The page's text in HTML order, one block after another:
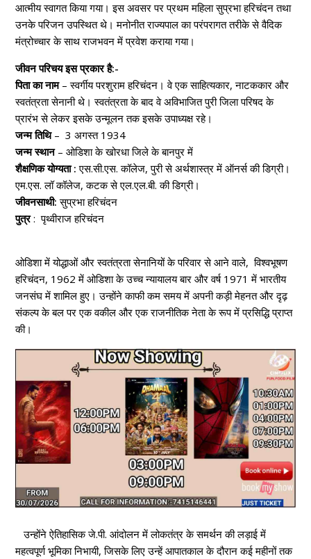
आत्मीय स्वागत किया गया। इस अवसर पर प्रथम महिला सुप्रभा हरिचंदन तथा
उनके परिजन उपस्थित थे। मनोनीत राज्यपाल का परंपरागत तरीके से वैदिक
मंत्रोच्चार के साथ राजभवन में प्रवेश कराया गया।
जीवन परिचय इस प्रकार है:-
पिता का नाम – स्वर्गीय परशुराम हरिचंदन। वे एक साहित्यकार, नाटककार और
स्वतंत्रता सेनानी थे। स्वतंत्रता के बाद वे अविभाजित पुरी जिला परिषद के
प्रारंभ से लेकर इसके उन्मूलन तक इसके उपाध्यक्ष रहे।
जन्म तिथि– 3 अगस्त 1934
जन्म स्थान– ओडिशा के खोरधा जिले के बानपुर में
शैक्षणिक योग्यता : एस.सी.एस. कॉलेज, पुरी से अर्थशास्त्र में ऑनर्स की डिग्री।
एम.एस. लॉ कॉलेज, कटक से एल.एल.बी. की डिग्री।
जीवनसाथी:सुप्रभा हरिचंदन
पुत्र: पृथ्वीराज हरिचंदन
ओडिशा में योद्धाओं और स्वतंत्रता सेनानियों के परिवार से आने वाले, विश्वभूषण
हरिचंदन, 1962 में ओडिशा के उच्च न्यायालय बार और वर्ष 1971 में भारतीय
जनसंघ में शामिल हुए। उन्होंने काफी कम समय में अपनी कड़ी मेहनत और दृढ़
संकल्प के बल पर एक वकील और एक राजनीतिक नेता के रूप में प्रसिद्धि प्राप्त
की।
उन्होंने ऐतिहासिक जे.पी. आंदोलन में लोकतंत्र के समर्थन की लड़ाई में
महत्वपूर्ण भूमिका निभायी, जिसके लिए उन्हें आपातकाल के दौरान कई महीनों तक